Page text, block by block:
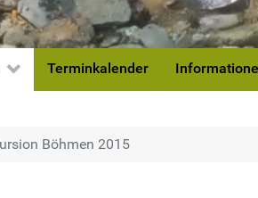
Terminkalender
Böhmen 2015